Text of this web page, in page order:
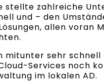
stellte zahlreiche
und – den
allen voran
mitunter sehr
Services noch
im lokalen AD.